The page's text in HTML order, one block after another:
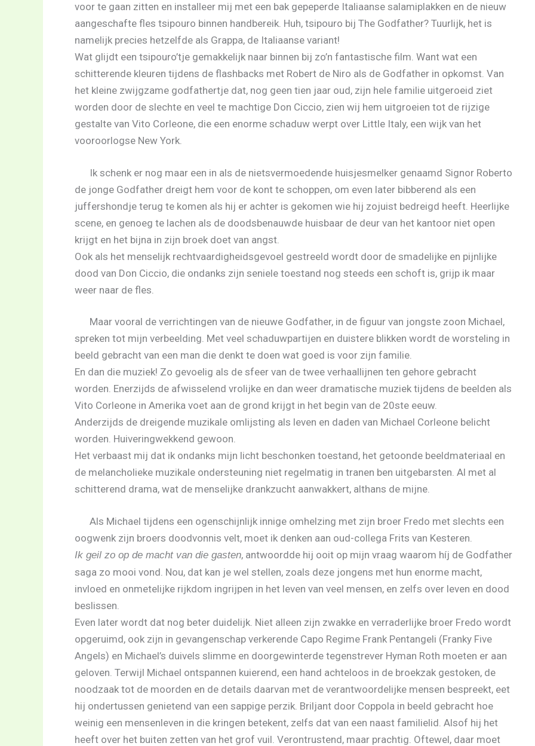
voor te gaan zitten en installeer mij met een bak gepeperde Italiaanse salamiplakken en de nieuw
aangeschafte fles tsipouro binnen handbereik. Huh, tsipouro bij The Godfather? Tuurlijk, het is
namelijk precies hetzelfde als Grappa, de Italiaanse variant!
Wat glijdt een tsipouro’tje gemakkelijk naar binnen bij zo’n fantastische film. Want wat een
schitterende kleuren tijdens de flashbacks met Robert de Niro als de Godfather in opkomst. Van
het kleine zwijgzame godfathertje dat, nog geen tien jaar oud, zijn hele familie uitgeroeid ziet
worden door de slechte en veel te machtige Don Ciccio, zien wij hem uitgroeien tot de rijzige
gestalte van Vito Corleone, die een enorme schaduw werpt over Little Italy, een wijk van het
vooroorlogse New York.
Ik schenk er nog maar een in als de nietsvermoedende huisjesmelker genaamd Signor Roberto
de jonge Godfather dreigt hem voor de kont te schoppen, om even later bibberend als een
juffershondje terug te komen als hij er achter is gekomen wie hij zojuist bedreigd heeft. Heerlijke
scene, en genoeg te lachen als de doodsbenauwde huisbaar de deur van het kantoor niet open
krijgt en het bijna in zijn broek doet van angst.
Ook als het menselijk rechtvaardigheidsgevoel gestreeld wordt door de smadelijke en pijnlijke
dood van Don Ciccio, die ondanks zijn seniele toestand nog steeds een schoft is, grijp ik maar
weer naar de fles.
Maar vooral de verrichtingen van de nieuwe Godfather, in de figuur van jongste zoon Michael,
spreken tot mijn verbeelding. Met veel schaduwpartijen en duistere blikken wordt de worsteling in
beeld gebracht van een man die denkt te doen wat goed is voor zijn familie.
En dan die muziek! Zo gevoelig als de sfeer van de twee verhaallijnen ten gehore gebracht
worden. Enerzijds de afwisselend vrolijke en dan weer dramatische muziek tijdens de beelden als
Vito Corleone in Amerika voet aan de grond krijgt in het begin van de 20ste eeuw.
Anderzijds de dreigende muzikale omlijsting als leven en daden van Michael Corleone belicht
worden. Huiveringwekkend gewoon.
Het verbaast mij dat ik ondanks mijn licht beschonken toestand, het getoonde beeldmateriaal en
de melancholieke muzikale ondersteuning niet regelmatig in tranen ben uitgebarsten. Al met al
schitterend drama, wat de menselijke drankzucht aanwakkert, althans de mijne.
Als Michael tijdens een ogenschijnlijk innige omhelzing met zijn broer Fredo met slechts een
oogwenk zijn broers doodvonnis velt, moet ik denken aan oud-collega Frits van Kesteren.
Ik geil zo op de macht van die gasten, antwoordde hij ooit op mijn vraag waarom híj de Godfather
saga zo mooi vond. Nou, dat kan je wel stellen, zoals deze jongens met hun enorme macht,
invloed en onmetelijke rijkdom ingrijpen in het leven van veel mensen, en zelfs over leven en dood
beslissen.
Even later wordt dat nog beter duidelijk. Niet alleen zijn zwakke en verraderlijke broer Fredo wordt
opgeruimd, ook zijn in gevangenschap verkerende Capo Regime Frank Pentangeli (Franky Five
Angels) en Michael’s duivels slimme en doorgewinterde tegenstrever Hyman Roth moeten er aan
geloven. Terwijl Michael ontspannen kuierend, een hand achteloos in de broekzak gestoken, de
noodzaak tot de moorden en de details daarvan met de verantwoordelijke mensen bespreekt, eet
hij ondertussen genietend van een sappige perzik. Briljant door Coppola in beeld gebracht hoe
weinig een mensenleven in die kringen betekent, zelfs dat van een naast familielid. Alsof hij het
heeft over het buiten zetten van het grof vuil. Verontrustend, maar prachtig. Oftewel, daar moet